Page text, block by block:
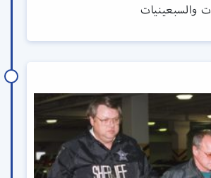
والسبعينيات